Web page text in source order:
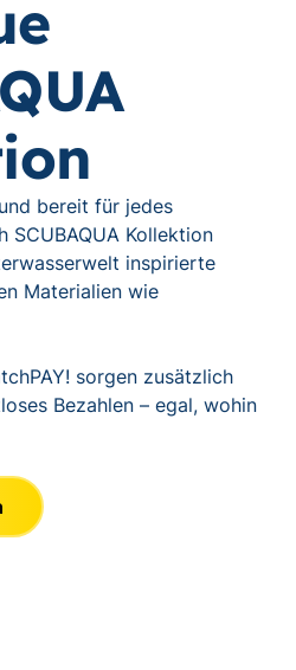
bereit für jedes
SCUBAQUA Kollektion
inspirierte
Materialien wie
sorgen zusätzlich
Bezahlen – egal, wohin